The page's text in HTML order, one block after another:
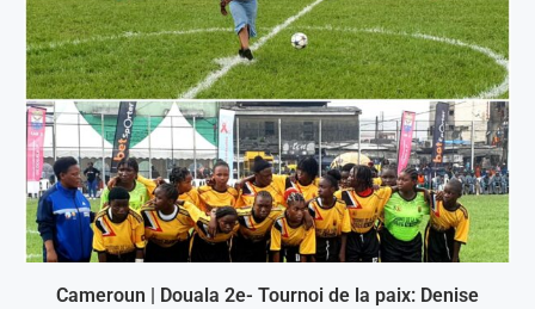
Cameroun | Douala 2e- Tournoi de la paix: Denise